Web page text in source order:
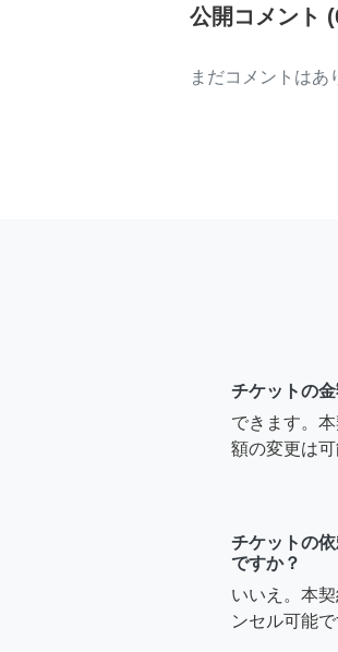
公開コメント (
まだコメントはあ
チケットの
できます。
額の変更は可
チケットの
ですか？
いいえ。本
ンセル可能で